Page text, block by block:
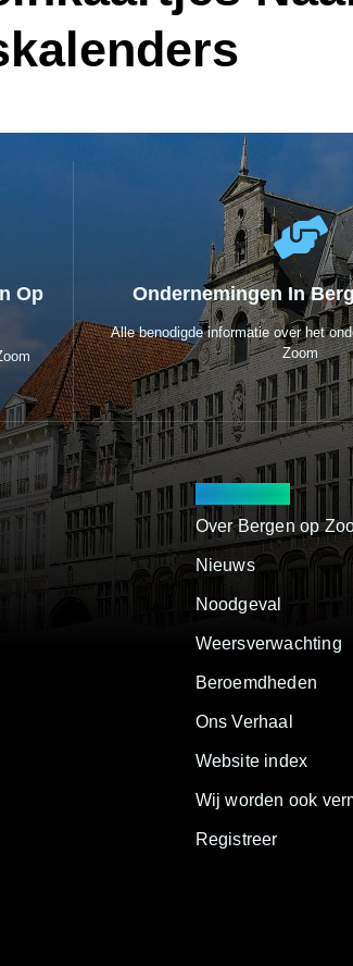
Op
Ondernemingen In
Alle benodigde informatie over het
Zoom
Over Bergen op
Nieuws
Noodgeval
Weersverwachting
Beroemdheden
Ons Verhaal
Website index
Wij worden ook
Registreer